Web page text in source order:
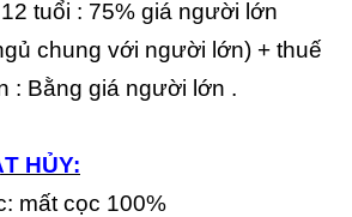
tuổi : 75% giá người lớn
chung với người lớn) + thuế
: Bằng giá người lớn .
HỦY:
mất cọc 100%